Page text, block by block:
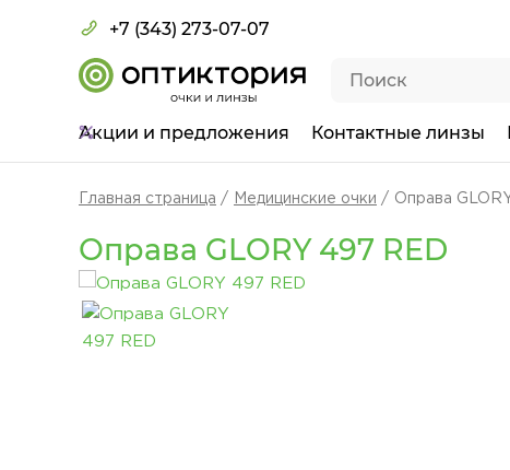
+7 (343) 273-07-07
Акции и предложения Контактные линзы
Главная страница Медицинские очки Оправа
Оправа GLORY 497 RED